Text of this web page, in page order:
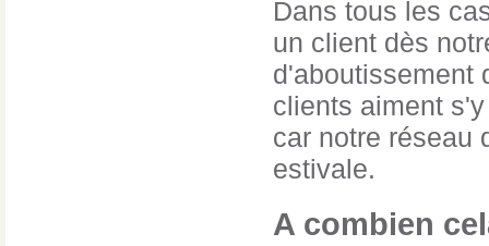
Dans tous les
un client dès
d'aboutissement
clients aiment
car notre réseau
estivale.
A combien